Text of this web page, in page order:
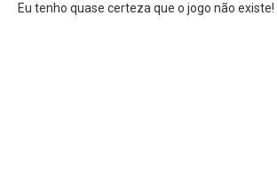
Eu tenho quase certeza que o jogo não existe!